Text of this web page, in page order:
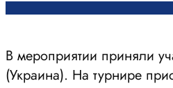
В мероприятии приняли
(Украина). На турнире